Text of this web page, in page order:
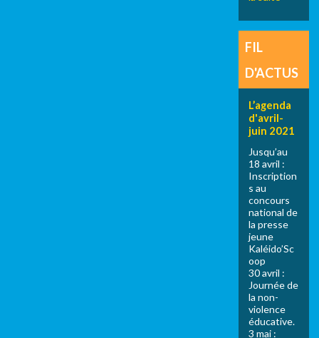
FIL
D'ACTUS
L’agenda
d'avril-
juin 2021
Jusqu’au
18 avril :
Inscription
s au
concours
national de
la presse
jeune
Kaléido’Sc
oop
30 avril :
Journée de
la non-
violence
éducative.
3 mai :